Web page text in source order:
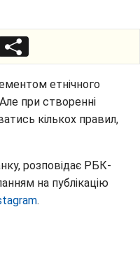
етнічного
при створенні
кількох правил,
розповідає РБК-
на публікацію
.